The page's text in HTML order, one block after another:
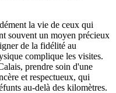
la vie de ceux qui
souvent un moyen précieux
de la fidélité au
complique les visites.
prendre soin d'une
et respectueux, qui
au-delà des kilomètres.